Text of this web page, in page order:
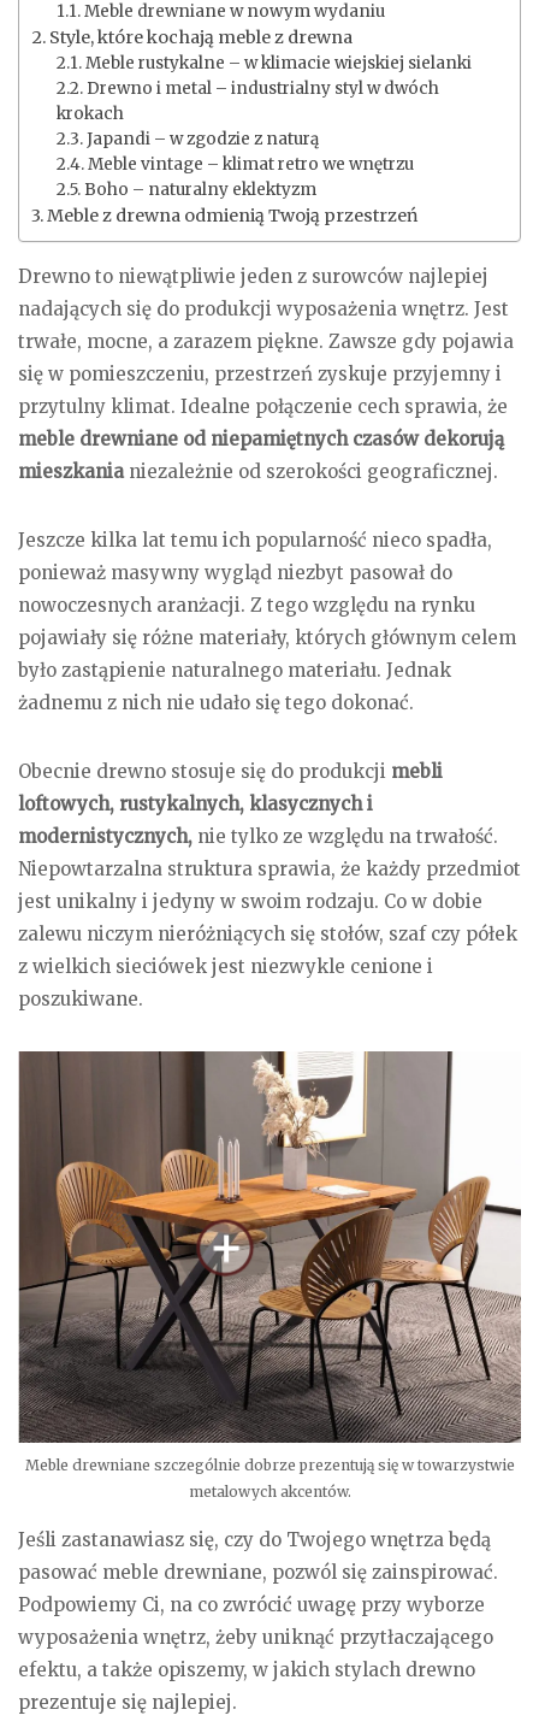
Meble drewniane w nowym wydaniu
Style, które kochają meble z drewna
Meble rustykalne – w klimacie wiejskiej sielanki
Drewno i metal – industrialny styl w dwóch
krokach
Japandi – w zgodzie z naturą
Meble vintage – klimat retro we wnętrzu
Boho – naturalny eklektyzm
Meble z drewna odmienią Twoją przestrzeń
Drewno to niewątpliwie jeden z surowców najlepiej
nadających się do produkcji wyposażenia wnętrz. Jest
trwałe, mocne, a zarazem piękne. Zawsze gdy pojawia
się w pomieszczeniu, przestrzeń zyskuje przyjemny i
przytulny klimat. Idealne połączenie cech sprawia, że
meble drewniane od niepamiętnych czasów dekorują
mieszkanianiezależnie od szerokości geograficznej.
Jeszcze kilka lat temu ich popularność nieco spadła,
ponieważ masywny wygląd niezbyt pasował do
nowoczesnych aranżacji. Z tego względu na rynku
pojawiały się różne materiały, których głównym celem
było zastąpienie naturalnego materiału. Jednak
żadnemu z nich nie udało się tego dokonać.
Obecnie drewno stosuje się do produkcji mebli
loftowych, rustykalnych, klasycznych i
modernistycznych, nie tylko ze względu na trwałość.
Niepowtarzalna struktura sprawia, że każdy przedmiot
jest unikalny i jedyny w swoim rodzaju. Co w dobie
zalewu niczym nieróżniących się stołów, szaf czy półek
z wielkich sieciówek jest niezwykle cenione i
poszukiwane.
Meble drewniane szczególnie dobrze prezentują się w towarzystwie
metalowych akcentów.
Jeśli zastanawiasz się, czy do Twojego wnętrza będą
pasować meble drewniane, pozwól się zainspirować.
Podpowiemy Ci, na co zwrócić uwagę przy wyborze
wyposażenia wnętrz, żeby uniknąć przytłaczającego
efektu, a także opiszemy, w jakich stylach drewno
prezentuje się najlepiej.